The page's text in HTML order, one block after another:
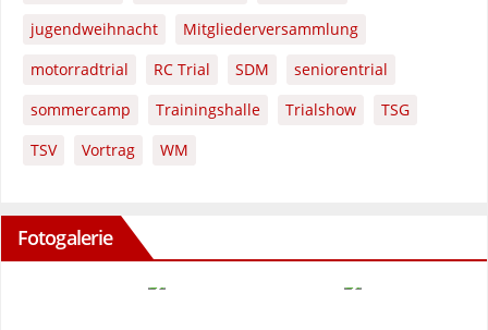
jugendweihnacht
Mitgliederversammlung
motorradtrial
RC Trial SDM
seniorentrial
sommercamp
Trainingshalle Trialshow
TSG
TSV
Vortrag WM
Fotogalerie